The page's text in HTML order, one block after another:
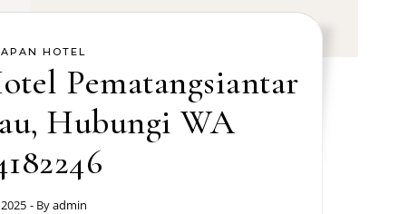
HOTEL
Pematangsiantar
Hubungi WA
- Byadmin